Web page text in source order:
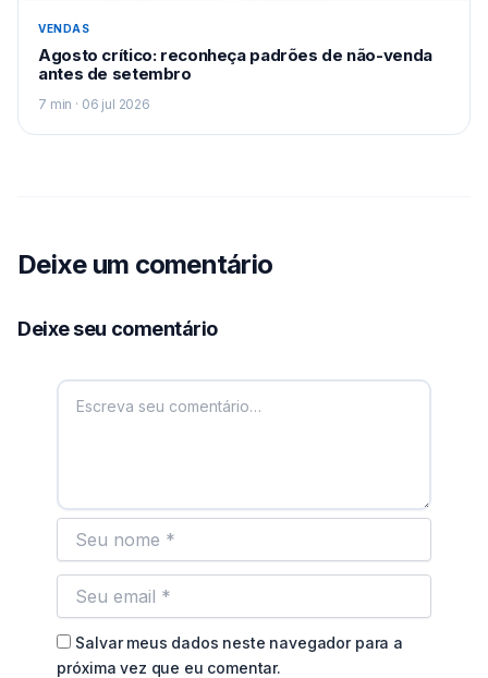
VENDAS
Agosto crítico: reconheça padrões de não-venda
antes de setembro
7 min · 06 jul 2026
Deixe um comentário
Deixe seu comentário
Salvar meus dados neste navegador para a
próxima vez que eu comentar.